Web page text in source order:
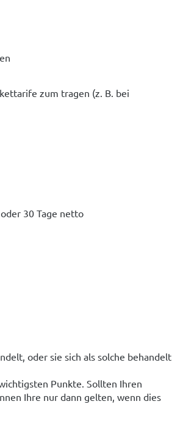
zum tragen (z. B. bei
30 Tage netto
oder sie sich als solche behandelt
Punkte. Sollten Ihren
Ihre nur dann gelten, wenn dies